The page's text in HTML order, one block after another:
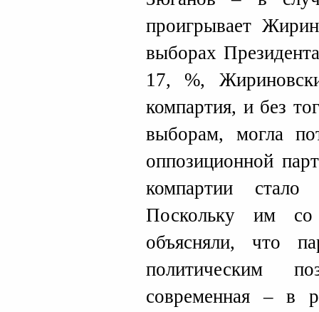
проигрывает
выборах
17, %,
компартия, и без
выборам, могла
оппозиционной
компартии
Поскольку им со
объясняли, что
политическим
современная – в